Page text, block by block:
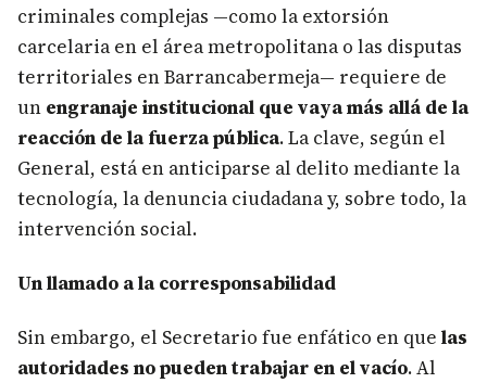
criminales complejas —como la extorsión
carcelaria en el área metropolitana o las disputas
territoriales en Barrancabermeja— requiere de
un engranaje institucional que vaya más allá de la
reacción de la fuerza pública. La clave, según el
General, está en anticiparse al delito mediante la
tecnología, la denuncia ciudadana y, sobre todo, la
intervención social.
Un llamado a la corresponsabilidad
Sin embargo, el Secretario fue enfático en que las
autoridades no pueden trabajar en el vacío. Al